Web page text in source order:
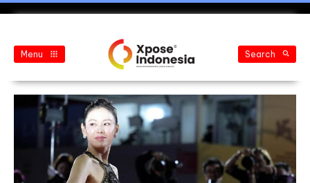
Menu Search